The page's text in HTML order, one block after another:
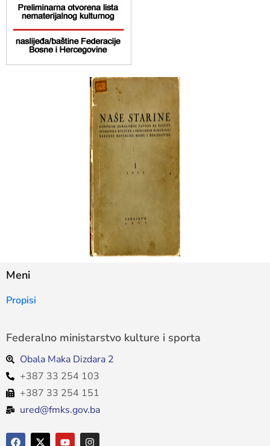
Meni
Propisi
Federalno ministarstvo kulture i sporta
Obala Maka Dizdara 2
+387 33 254 103
+387 33 254 151
ured@fmks.gov.ba